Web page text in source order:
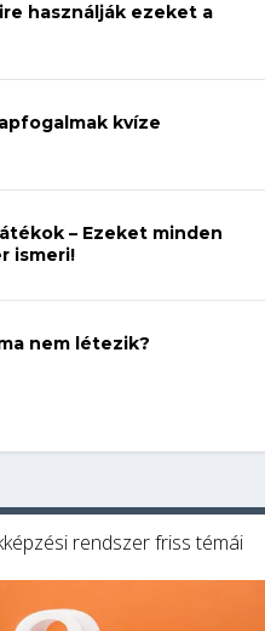
használják ezeket a
kvíze
– Ezeket minden
ismeri!
nem létezik?
rendszer friss témái